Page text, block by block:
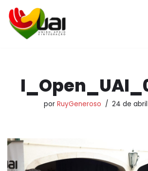
Pular
para
por RuyGeneroso 24 de abril